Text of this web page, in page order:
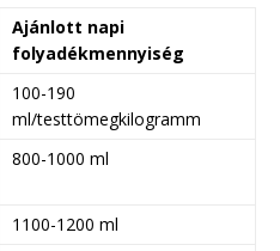
Ajánlott napi
folyadékmennyiség
100-190
ml/testtömegkilogramm
800-1000 ml
1100-1200 ml